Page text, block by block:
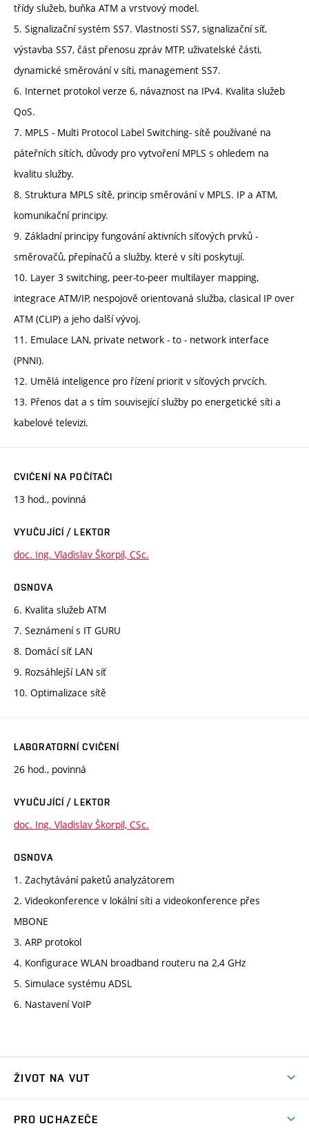
třídy služeb, buňka ATM a vrstvový model.
5. Signalizační systém SS7. Vlastnosti SS7, signalizační síť,
výstavba SS7, část přenosu zpráv MTP, uživatelské části,
dynamické směrování v síti, management SS7.
6. Internet protokol verze 6, návaznost na IPv4. Kvalita služeb
QoS.
7. MPLS - Multi Protocol Label Switching- sítě používané na
páteřních sítích, důvody pro vytvoření MPLS s ohledem na
kvalitu služby.
8. Struktura MPLS sítě, princip směrování v MPLS. IP a ATM,
komunikační principy.
9. Základní principy fungování aktivních síťových prvků -
směrovačů, přepínačů a služby, které v síti poskytují.
10. Layer 3 switching, peer-to-peer multilayer mapping,
integrace ATM/IP, nespojově orientovaná služba, clasical IP over
ATM (CLIP) a jeho další vývoj.
11. Emulace LAN, private network - to - network interface
(PNNI).
12. Umělá inteligence pro řízení priorit v síťových prvcích.
13. Přenos dat a s tím související služby po energetické síti a
kabelové televizi.
CVIČENÍ NA POČÍTAČI
13 hod., povinná
VYUČUJÍCÍ / LEKTOR
doc. Ing. Vladislav Škorpil, CSc.
OSNOVA
6. Kvalita služeb ATM
7. Seznámení s IT GURU
8. Domácí síť LAN
9. Rozsáhlejší LAN síť
10. Optimalizace sítě
LABORATORNÍ CVIČENÍ
26 hod., povinná
VYUČUJÍCÍ / LEKTOR
doc. Ing. Vladislav Škorpil, CSc.
OSNOVA
1. Zachytávání paketů analyzátorem
2. Videokonference v lokální síti a videokonference přes
MBONE
3. ARP protokol
4. Konfigurace WLAN broadband routeru na 2,4 GHz
5. Simulace systému ADSL
6. Nastavení VoIP
ŽIVOT NA VUT
PRO UCHAZEČE